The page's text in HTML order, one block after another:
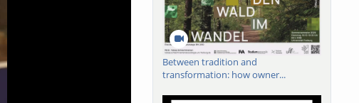
Between tradition and
transformation: how owner...